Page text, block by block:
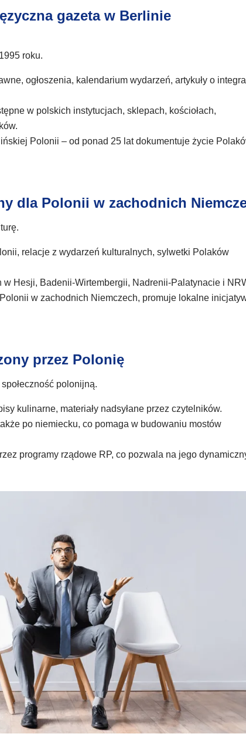
gazeta w Berlinie
roku.
ogłoszenia, kalendarium wydarzeń, artykuły o
w polskich instytucjach, sklepach, kościołach,
Polonii – od ponad 25 lat dokumentuje życie
dla Polonii w zachodnich
relacje z wydarzeń kulturalnych, sylwetki Polaków
Hesji, Badenii-Wirtembergii, Nadrenii-Palatynacie i
w zachodnich Niemczech, promuje lokalne
przez Polonię
polonijną.
kulinarne, materiały nadsyłane przez czytelników.
po niemiecku, co pomaga w budowaniu mostów
programy rządowe RP, co pozwala na jego